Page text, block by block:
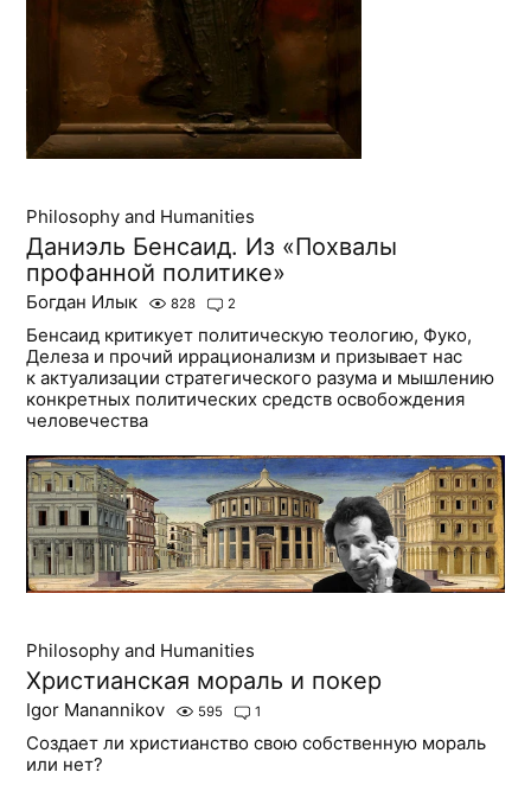
Philosophy and Humanities
Даниэль Бенсаид. Из «Похвалы
профанной политике»
Богдан Илык 828 2
Бенсаид критикует политическую теологию, Фуко,
Делеза и прочий иррационализм и призывает нас
к актуализации стратегического разума и мышлению
конкретных политических средств освобождения
человечества
Philosophy and Humanities
Христианская мораль и покер
Igor Manannikov 595 1
Создает ли христианство свою собственную мораль
или нет?